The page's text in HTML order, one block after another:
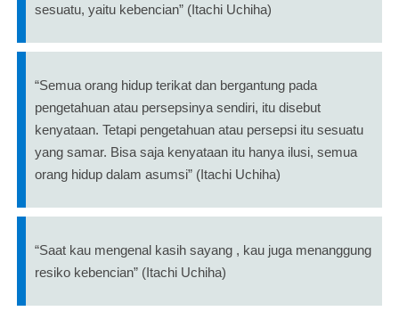
sesuatu, yaitu kebencian” (Itachi Uchiha)
“Semua orang hidup terikat dan bergantung pada
pengetahuan atau persepsinya sendiri, itu disebut
kenyataan. Tetapi pengetahuan atau persepsi itu sesuatu
yang samar. Bisa saja kenyataan itu hanya ilusi, semua
orang hidup dalam asumsi” (Itachi Uchiha)
“Saat kau mengenal kasih sayang , kau juga menanggung
resiko kebencian” (Itachi Uchiha)